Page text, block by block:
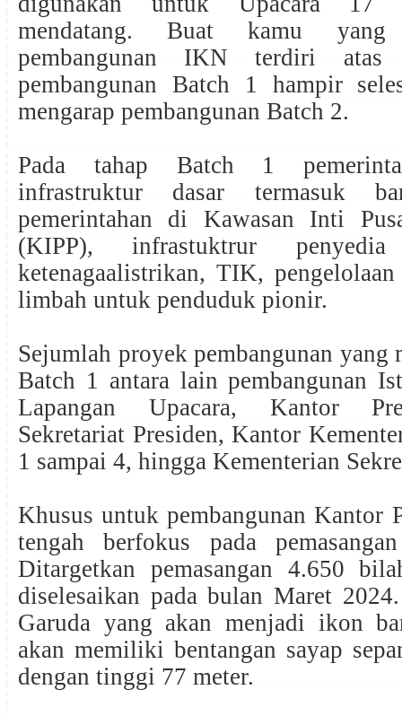
mendatang. Buat kamu
pembangunan IKN terdiri
pembangunan Batch 1 hampir
mengarap pembangunan Batch 2.
Pada tahap Batch 1
infrastruktur dasar termasuk
pemerintahan di Kawasan Inti
(KIPP), infrastuktrur
ketenagaalistrikan, TIK,
limbah untuk penduduk pionir.
Sejumlah proyek pembangunan yang
Batch 1 antara lain pembangunan
Lapangan Upacara, Kantor
Sekretariat Presiden, Kantor
1 sampai 4, hingga Kementerian
Khusus untuk pembangunan Kantor
tengah berfokus pada
Ditargetkan pemasangan 4.650
diselesaikan pada bulan Maret
Garuda yang akan menjadi ikon
akan memiliki bentangan sayap
dengan tinggi 77 meter.